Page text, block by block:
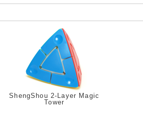
ShengShou 2-Layer Magic
Tower